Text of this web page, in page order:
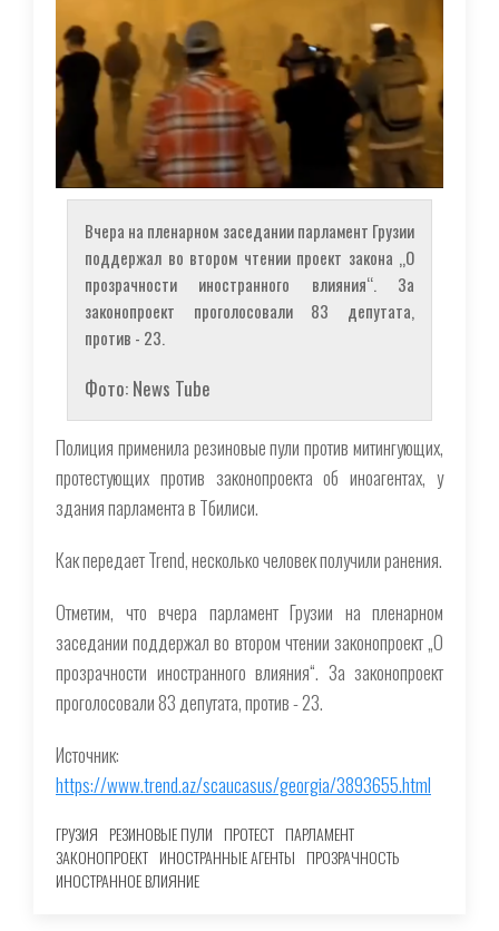
Вчера на пленарном заседании парламент Грузии
поддержал во втором чтении проект закона „О
прозрачности иностранного влияния“. За
законопроект проголосовали 83 депутата,
против - 23.
Фото: News Tube
Полиция применила резиновые пули против митингующих,
протестующих против законопроекта об иноагентах, у
здания парламента в Тбилиси.
Как передает Trend, несколько человек получили ранения.
Отметим, что вчера парламент Грузии на пленарном
заседании поддержал во втором чтении законопроект „О
прозрачности иностранного влияния“. За законопроект
проголосовали 83 депутата, против - 23.
Источник:
https://www.trend.az/scaucasus/georgia/3893655.html
ГРУЗИЯ РЕЗИНОВЫЕ ПУЛИ ПРОТЕСТ ПАРЛАМЕНТ
ЗАКОНОПРОЕКТ ИНОСТРАННЫЕ АГЕНТЫ ПРОЗРАЧНОСТЬ
ИНОСТРАННОЕ ВЛИЯНИЕ